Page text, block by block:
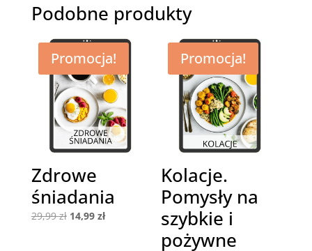
Podobne produkty
Promocja!
Zdrowe
śniadania
29,99zł Pierwotna
14,99 złAktualna
Promocja!
Kolacje.
Pomysły na
szybkie i
pożywne